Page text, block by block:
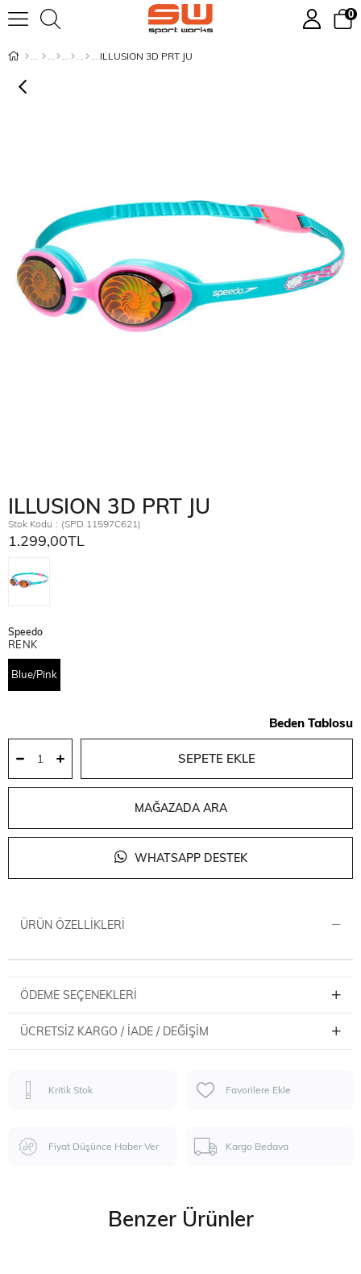
0
ILLUSION 3D PRT JU
ILLUSION 3D PRT JU
Stok Kodu (SPD.11597C621)
1.299,00TL
Speedo
RENK
Blue/Pink
Beden Tablosu
MAĞAZADA ARA
WHATSAPP DESTEK
ÜRÜN ÖZELLIKLERI
ÖDEME SEÇENEKLERI
ÜCRETSIZ KARGO / İADE / DEĞIŞIM
Kritik Stok Favorilere Ekle
Fiyat Düşünce Haber Ver Kargo Bedava
Benzer Ürünler